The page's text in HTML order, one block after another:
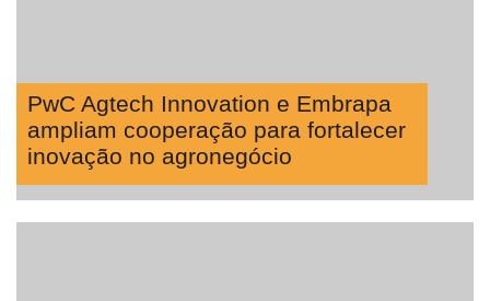
PwC Agtech Innovation e Embrapa
ampliam cooperação para fortalecer
inovação no agronegócio